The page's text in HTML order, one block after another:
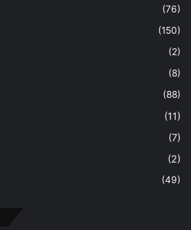
(76)
(150)
(2)
(8)
(88)
(11)
(7)
(2)
(49)